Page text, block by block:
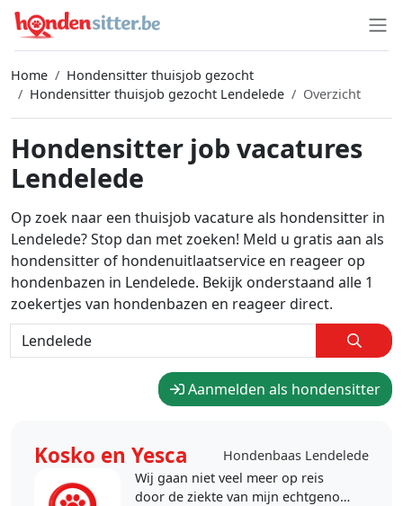
Home
Hondensitter thuisjob gezocht
Hondensitter thuisjob gezocht Lendelede
Overzicht
Hondensitter job vacatures
Lendelede
Op zoek naar een thuisjob vacature als hondensitter in
Lendelede? Stop dan met zoeken! Meld u gratis aan als
hondensitter of hondenuitlaatservice en reageer op
hondenbazen in Lendelede. Bekijk onderstaand alle 1
zoekertjes van hondenbazen en reageer direct.
Aanmelden als hondensitter
Kosko en Yesca
Hondenbaas Lendelede
Wij gaan niet veel meer op reis
door de ziekte van mijn echtgenoot